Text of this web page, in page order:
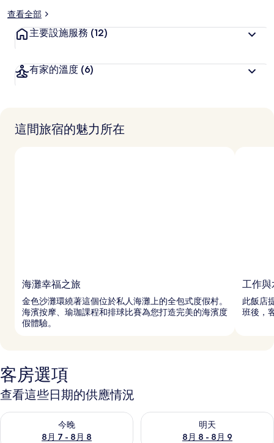
查看全部
主要設施服務 (12)
有家的溫度 (6)
這間旅宿的魅力所在
海灘幸福之旅
金色沙灘環繞著這個位於私人海灘上的全包式度假村。
海濱按摩、瑜珈課程和排球比賽為您打造完美的海濱度
假體驗。
工作與
此飯店
班後，
客房選項
查看這些日期的供應情況
今晚
8月 7 - 8月 8
查看今晚 (8月 7 - 8月 8) 的供應情況
明天
8月 8 - 8月 9
查看明天 (8月 8 - 8月 9) 的供